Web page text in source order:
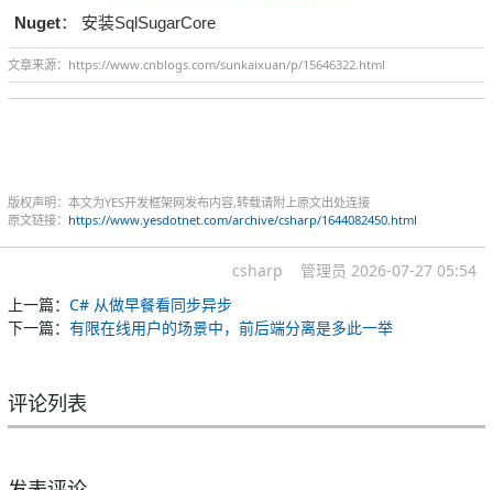
Nuget： 安装SqlSugarCore
文章来源：https://www.cnblogs.com/sunkaixuan/p/15646322.html
版权声明：本文为YES开发框架网发布内容,转载请附上原文出处连接
原文链接： https://www.yesdotnet.com/archive/csharp/1644082450.html
csharp 管理员 2026-07-27 05:54
上一篇： C# 从做早餐看同步异步
下一篇： 有限在线用户的场景中，前后端分离是多此一举
评论列表